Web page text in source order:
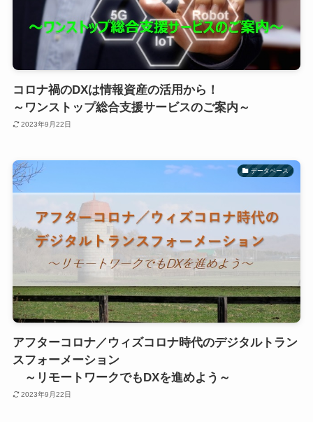
コロナ禍のDXは情報資産の活用から！
～ワンストップ総合支援サービスのご案内～
2023年9月22日
データベース
アフターコロナ／ウィズコロナ時代のデジタルトラン
スフォーメーション
～リモートワークでもDXを進めよう～
2023年9月22日